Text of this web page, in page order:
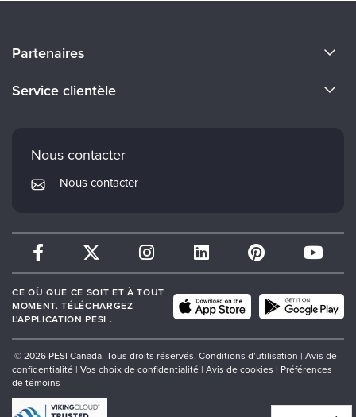
À propos de nous
Carrières
Partenaires
Certifications Evergreen
Therapist.com
Service clientèle
FAQ
Mon compte
Nous contacter
Nous contacter
CE OÙ QUE CE SOIT ET À TOUT
MOMENT. TÉLÉCHARGEZ
L'APPLICATION PESI .
© 2026 PESI Canada. Tous droits réservés. Conditions d’utilisation | Avis de
confidentialité | Vos choix de confidentialité | Avis de cookies | Préférences
de témoins